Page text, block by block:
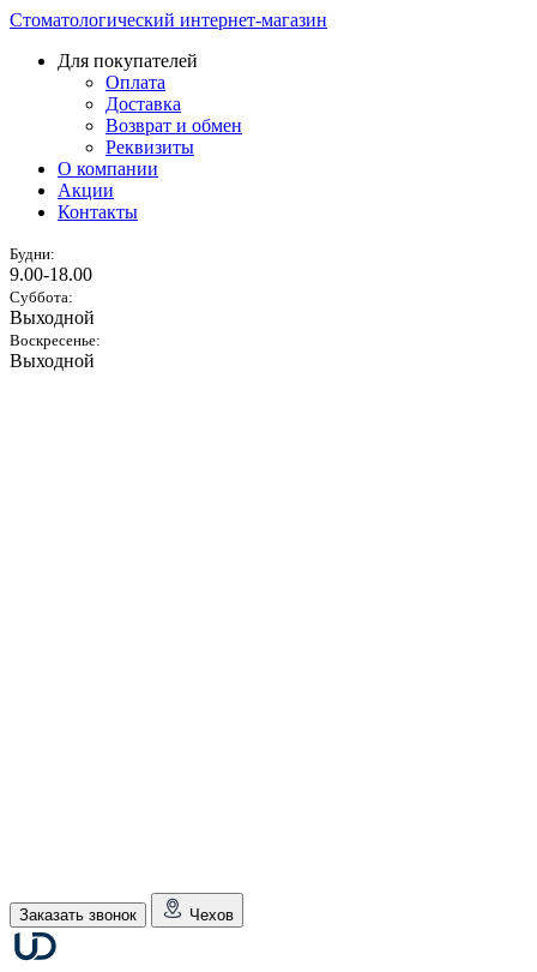
Стоматологический интернет-магазин
Для покупателей
Оплата
Доставка
Возврат и обмен
Реквизиты
О компании
Акции
Контакты
Будни:
9.00-18.00
Суббота:
Выходной
Воскресенье:
Выходной
Заказать звонок Чехов